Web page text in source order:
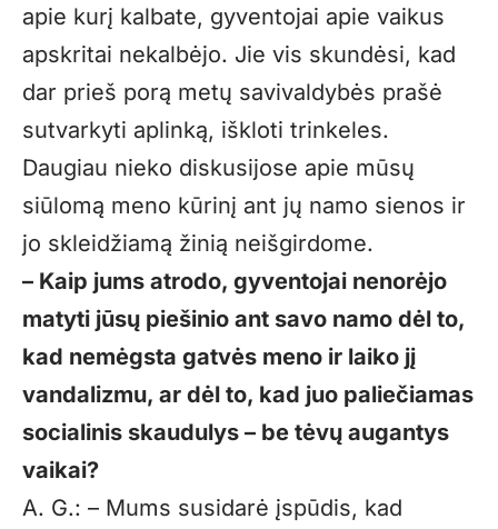
apie kurį kalbate, gyventojai apie vaikus
apskritai nekalbėjo. Jie vis skundėsi, kad
dar prieš porą metų savivaldybės prašė
sutvarkyti aplinką, iškloti trinkeles.
Daugiau nieko diskusijose apie mūsų
siūlomą meno kūrinį ant jų namo sienos ir
jo skleidžiamą žinią neišgirdome.
– Kaip jums atrodo, gyventojai nenorėjo
matyti jūsų piešinio ant savo namo dėl to,
kad nemėgsta gatvės meno ir laiko jį
vandalizmu, ar dėl to, kad juo paliečiamas
socialinis skaudulys – be tėvų augantys
vaikai?
A. G.: – Mums susidarė įspūdis, kad